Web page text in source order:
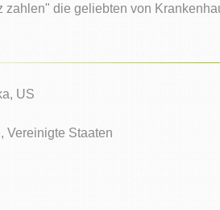
zahlen" die geliebten von
US
Vereinigte Staaten